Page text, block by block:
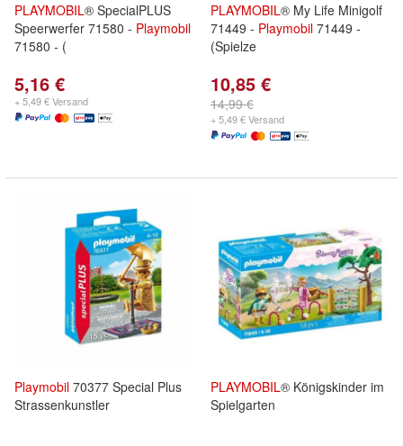
PLAYMOBIL® SpecialPLUS
Speerwerfer 71580 - Playmobil
71580 - (
5,16 €
+ 5,49 € Versand
PLAYMOBIL® My Life Minigolf
71449 - Playmobil 71449 -
(Spielze
10,85 €
14,99 €
+ 5,49 € Versand
Playmobil 70377 Special Plus
Strassenkunstler
PLAYMOBIL® Königskinder im
Spielgarten